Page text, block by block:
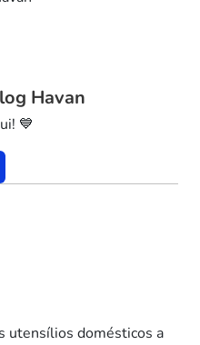
Havan
💙
utensílios domésticos a